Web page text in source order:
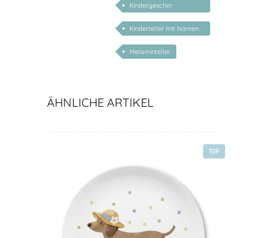
Kindergeschirr
personalisiert
Kinderteller mit Namen
personalisiert
Melaminteller
ÄHNLICHE ARTIKEL
TOP